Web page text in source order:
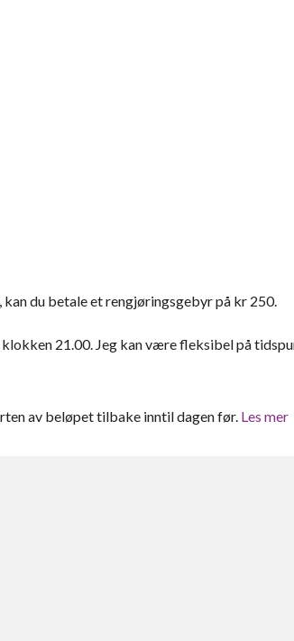
du betale et rengjøringsgebyr på kr 250.
21.00. Jeg kan være fleksibel på
av beløpet tilbake inntil dagen før. Les mer